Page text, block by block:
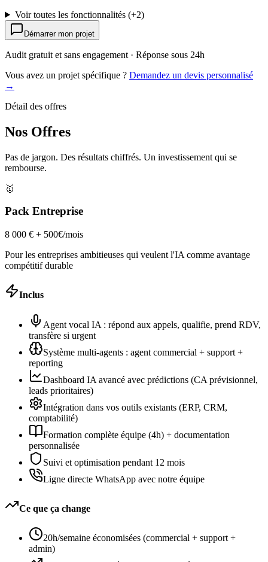
Voir toutes les fonctionnalités(+2)
Démarrer mon projet
Audit gratuit et sans engagement · Réponse sous 24h
Vous avez un projet spécifique ? Demandez un devis personnalisé
→
Détail des offres
Nos Offres
Pas de jargon. Des résultats chiffrés. Un investissement qui se
rembourse.
🥇
Pack Entreprise
8 000 € + 500€/mois
Pour les entreprises ambitieuses qui veulent l'IA comme avantage
compétitif durable
Inclus
Agent vocal IA : répond aux appels, qualifie, prend RDV,
transfère si urgent
Système multi-agents : agent commercial + support +
reporting
Dashboard IA avancé avec prédictions (CA prévisionnel,
leads prioritaires)
Intégration dans vos outils existants (ERP, CRM,
comptabilité)
Formation complète équipe (4h) + documentation
personnalisée
Suivi et optimisation pendant 12 mois
Ligne directe WhatsApp avec notre équipe
Ce que ça change
20h/semaine économisées (commercial + support +
admin)